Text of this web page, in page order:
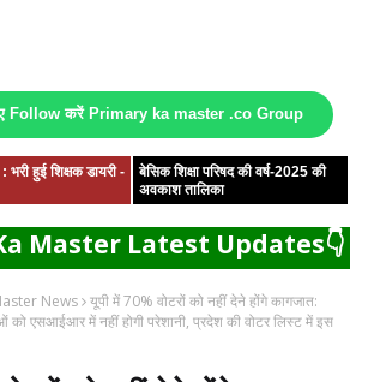
Follow करें Primary ka master .co Group
हुई शिक्षक डायरी -
बेसिक शिक्षा परिषद की वर्ष-2025 की
अवकाश तालिका
Master Latest Updates👇
News यूपी में 70% वोटरों को नहीं देने होंगे कागजात:
को एसआईआर में नहीं होगी परेशानी, प्रदेश की वोटर लिस्ट में इस